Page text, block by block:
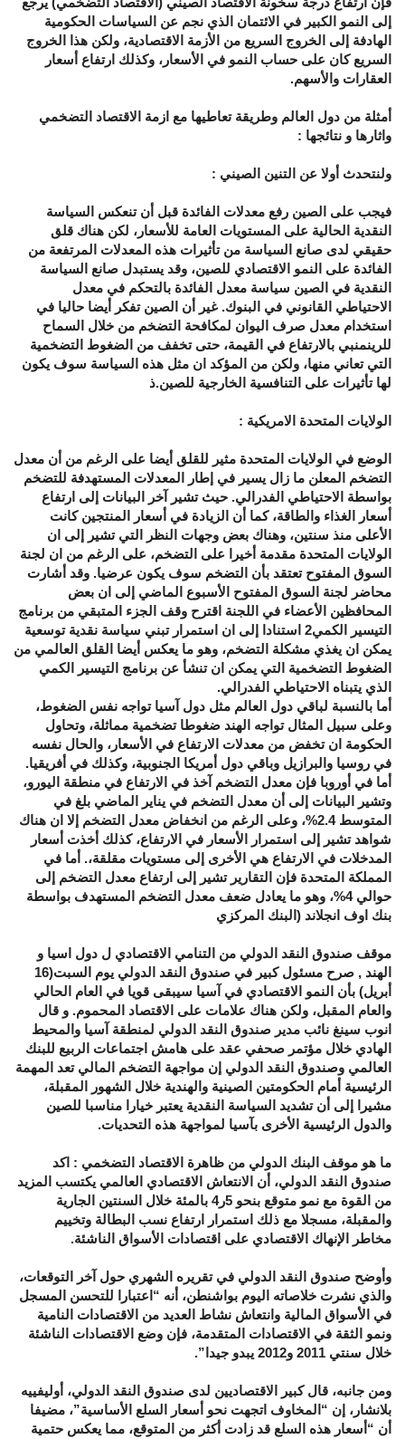
إلى النمو الكبير في الائتمان الذي نجم عن السياسات الحكومية
الهادفة إلى الخروج السريع من الأزمة الاقتصادية، ولكن هذا الخروج
السريع كان على حساب النمو في الأسعار، وكذلك ارتفاع أسعار
العقارات والأسهم.
أمثلة من دول العالم وطريقة تعاطيها مع ازمة الاقتصاد التضخمي
واثارها و نتائجها :
ولنتحدث أولا عن التنين الصيني :
فيجب على الصين رفع معدلات الفائدة قبل أن تنعكس السياسة
النقدية الحالية على المستويات العامة للأسعار، لكن هناك قلق
حقيقي لدى صانع السياسة من تأثيرات هذه المعدلات المرتفعة من
الفائدة على النمو الاقتصادي للصين، وقد يستبدل صانع السياسة
النقدية في الصين سياسة معدل الفائدة بالتحكم في معدل
الاحتياطي القانوني في البنوك. غير أن الصين تفكر أيضا حاليا في
استخدام معدل صرف اليوان لمكافحة التضخم من خلال السماح
للرينمنبي بالارتفاع في القيمة، حتى تخفف من الضغوط التضخمية
التي تعاني منها، ولكن من المؤكد ان مثل هذه السياسة سوف يكون
لها تأثيرات على التنافسية الخارجية للصين.ذ
الولايات المتحدة الامريكية :
الوضع في الولايات المتحدة مثير للقلق أيضا على الرغم من أن معدل
التضخم المعلن ما زال يسير في إطار المعدلات المستهدفة للتضخم
بواسطة الاحتياطي الفدرالي. حيث تشير آخر البيانات إلى ارتفاع
أسعار الغذاء والطاقة، كما أن الزيادة في أسعار المنتجين كانت
الأعلى منذ سنتين، وهناك بعض وجهات النظر التي تشير إلى ان
الولايات المتحدة مقدمة أخيرا على التضخم، على الرغم من ان لجنة
السوق المفتوح تعتقد بأن التضخم سوف يكون عرضيا. وقد أشارت
محاضر لجنة السوق المفتوح الأسبوع الماضي إلى ان بعض
المحافظين الأعضاء في اللجنة اقترح وقف الجزء المتبقي من برنامج
التيسير الكمي2 استنادا إلى ان استمرار تبني سياسة نقدية توسعية
يمكن ان يغذي مشكلة التضخم، وهو ما يعكس أيضا القلق العالمي من
الضغوط التضخمية التي يمكن ان تنشأ عن برنامج التيسير الكمي
الذي يتبناه الاحتياطي الفدرالي.
أما بالنسبة لباقي دول العالم مثل دول آسيا تواجه نفس الضغوط،
وعلى سبيل المثال تواجه الهند ضغوطا تضخمية مماثلة، وتحاول
الحكومة ان تخفض من معدلات الارتفاع في الأسعار، والحال نفسه
في روسيا والبرازيل وباقي دول أمريكا الجنوبية، وكذلك في أفريقيا.
أما في أوروبا فإن معدل التضخم آخذ في الارتفاع في منطقة اليورو،
وتشير البيانات إلى أن معدل التضخم في يناير الماضي بلغ في
المتوسط 2.4%، وعلى الرغم من انخفاض معدل التضخم إلا ان هناك
شواهد تشير إلى استمرار الأسعار في الارتفاع، كذلك أخذت أسعار
المدخلات في الارتفاع هي الأخرى إلى مستويات مقلقة،. أما في
المملكة المتحدة فإن التقارير تشير إلى ارتفاع معدل التضخم إلى
حوالي 4%، وهو ما يعادل ضعف معدل التضخم المستهدف بواسطة
بنك اوف انجلاند (البنك المركزي
موقف صندوق النقد الدولي من التنامي الاقتصادي ل دول اسيا و
الهند , صرح مسئول كبير في صندوق النقد الدولي يوم السبت(16
أبريل) بأن النمو الاقتصادي في آسيا سيبقى قويا في العام الحالي
والعام المقبل، ولكن هناك علامات على الاقتصاد المحموم. و قال
انوب سينغ نائب مدير صندوق النقد الدولي لمنطقة آسيا والمحيط
الهادي خلال مؤتمر صحفي عقد على هامش اجتماعات الربيع للبنك
العالمي وصندوق النقد الدولي إن مواجهة التضخم المالي تعد المهمة
الرئيسية أمام الحكومتين الصينية والهندية خلال الشهور المقبلة،
مشيرا إلى أن تشديد السياسة النقدية يعتبر خيارا مناسبا للصين
والدول الرئيسية الأخرى بآسيا لمواجهة هذه التحديات.
ما هو موقف البنك الدولي من ظاهرة الاقتصاد التضخمي : اكد
صندوق النقد الدولي، أن الانتعاش الاقتصادي العالمي يكتسب المزيد
من القوة مع نمو متوقع بنحو 5ر4 بالمئة خلال السنتين الجارية
والمقبلة، مسجلا مع ذلك استمرار ارتفاع نسب البطالة وتخييم
مخاطر الإنهاك الاقتصادي على اقتصادات الأسواق الناشئة.
وأوضح صندوق النقد الدولي في تقريره الشهري حول آخر التوقعات،
والذي نشرت خلاصاته اليوم بواشنطن، أنه “اعتبارا للتحسن المسجل
في الأسواق المالية وانتعاش نشاط العديد من الاقتصادات النامية
ونمو الثقة في الاقتصادات المتقدمة، فإن وضع الاقتصادات الناشئة
خلال سنتي 2011 و2012 يبدو جيدا”.
ومن جانبه، قال كبير الاقتصاديين لدى صندوق النقد الدولي، أوليفييه
بلانشار، إن “المخاوف اتجهت نحو أسعار السلع الأساسية”، مضيفا
أن “أسعار هذه السلع قد زادت أكثر من المتوقع، مما يعكس حتمية